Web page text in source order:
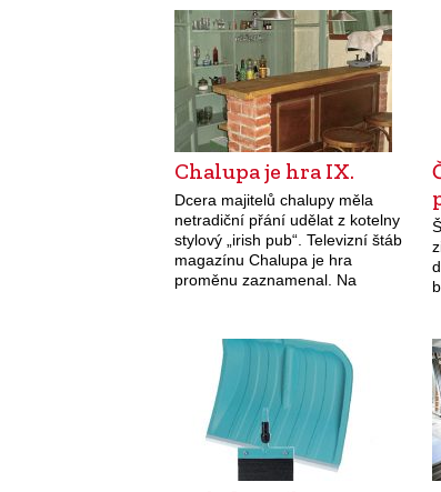
laskomina. Ať už vás…
Chalupa je hra IX.
Dcera majitelů chalupy měla
netradiční přání udělat z kotelny
stylový „irish pub“. Televizní štáb
magazínu Chalupa je hra
proměnu zaznamenal. Na
položila moderátorka kvízovou
otázku: „Když…